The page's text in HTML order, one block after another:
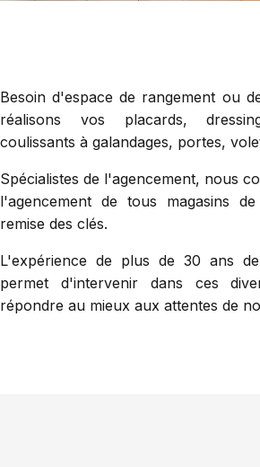
Besoin d'espace de rangement ou
réalisons vos placards,
coulissants à galandages, portes,
Spécialistes de l'agencement, nous
l'agencement de tous magasins
remise des clés.
L'expérience de plus de 30 ans
permet d'intervenir dans ces
répondre au mieux aux attentes de